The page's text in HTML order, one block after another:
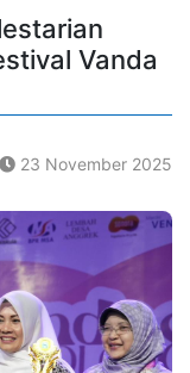
Vanda
23 November 2025